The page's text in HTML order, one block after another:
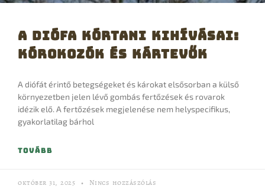
A Diófa Kórtani Kihívásai:
Kórokozók és Kártevők
A diófát érintő betegségeket és károkat elsősorban a külső
környezetben jelen lévő gombás fertőzések és rovarok
idézik elő. A fertőzések megjelenése nem helyspecifikus,
gyakorlatilag bárhol
TOVÁBB
október 31, 2025 Nincs hozzászólás